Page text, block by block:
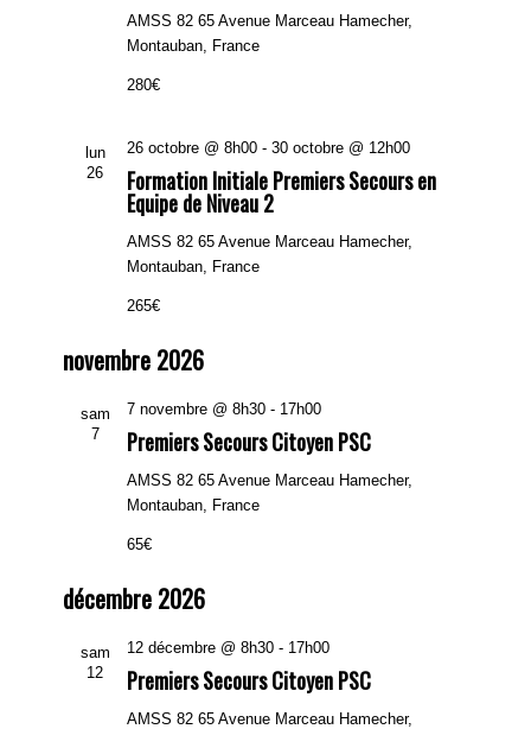
AMSS 8265 Avenue Marceau Hamecher,
Montauban, France
280€
lun
26
Formation Initiale Premiers Secours en
Equipe de Niveau 2
26 octobre @ 8h00 -30 octobre @ 12h00
AMSS 8265 Avenue Marceau Hamecher,
Montauban, France
265€
novembre 2026
sam
7
Premiers Secours Citoyen PSC
7 novembre @ 8h30 - 17h00
AMSS 8265 Avenue Marceau Hamecher,
Montauban, France
65€
décembre 2026
sam
12
Premiers Secours Citoyen PSC
12 décembre @ 8h30 - 17h00
AMSS 8265 Avenue Marceau Hamecher,